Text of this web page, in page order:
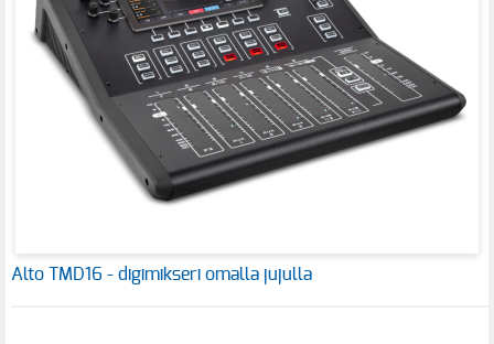
Alto TMD16 - digimikseri omalla jujulla